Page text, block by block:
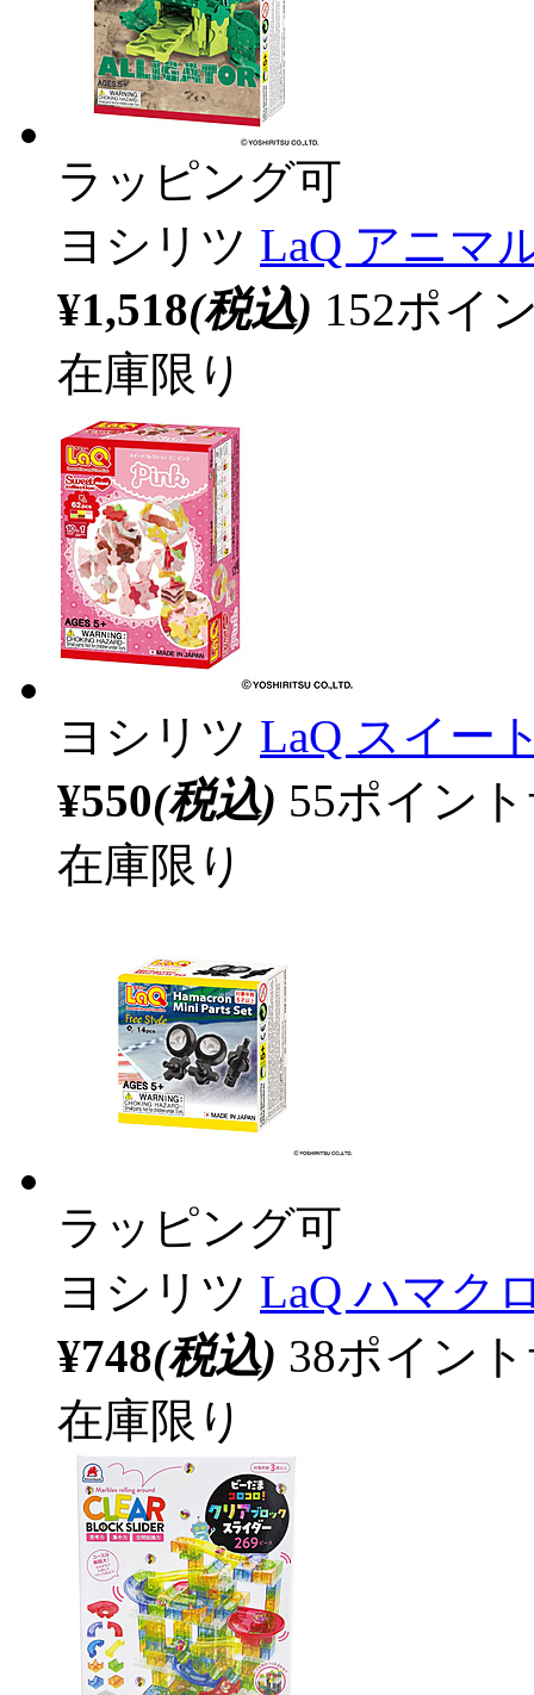
ラッピング可
ヨシリツ LaQ アニマ
¥1,518(税込) 152ポイ
在庫限り
ヨシリツ LaQ スイー
¥550(税込) 55ポイン
在庫限り
ラッピング可
ヨシリツ LaQ ハマク
¥748(税込) 38ポイン
在庫限り